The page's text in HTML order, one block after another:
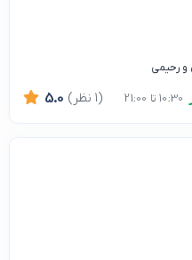
و رحیمی
5.0 (1 نظر)